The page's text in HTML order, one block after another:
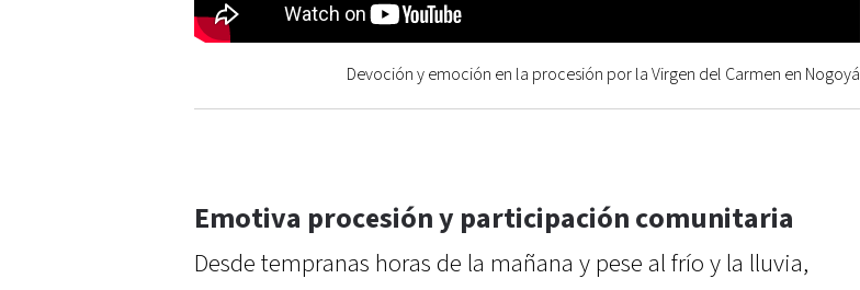
Devoción y emoción en la procesión por la Virgen del Carmen en Nogoyá
Emotiva procesión y participación comunitaria
Desde tempranas horas de la mañana y pese al frío y la lluvia,